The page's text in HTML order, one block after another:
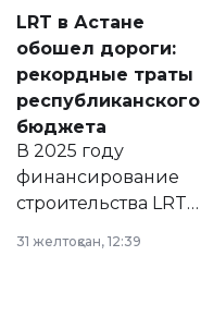
документ
появился в базе
нормативных
правовых актов и
на сайте маслихат
города.
LRT в Астане
обошел дороги:
рекордные траты
республиканского
бюджета
В 2025 году
финансирование
строительства LRT
республиканского
31 желтоқсан, 12:39